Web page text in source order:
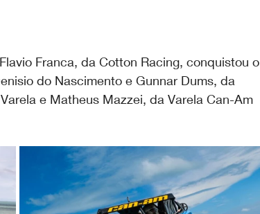
Franca, da Cotton Racing, conquistou o
do Nascimento e Gunnar Dums, da
e Matheus Mazzei, da Varela Can-Am